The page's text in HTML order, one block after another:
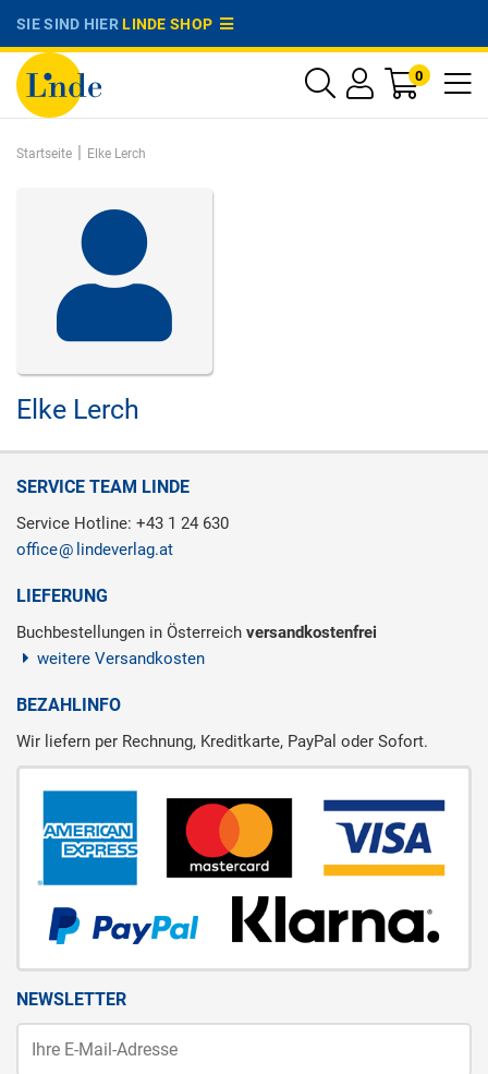
SIE SIND HIERLINDE SHOP
0
Startseite | Elke Lerch
Elke Lerch
SERVICE TEAM LINDE
Service Hotline: +43 1 24 630
office
lindeverlag.at
LIEFERUNG
Buchbestellungen in Österreich versandkostenfrei
weitere Versandkosten
BEZAHLINFO
Wir liefern per Rechnung, Kreditkarte, PayPal oder Sofort.
NEWSLETTER